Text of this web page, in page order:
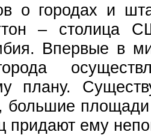
о городах и
– столица
Впервые в
плану.
большие
придают ему